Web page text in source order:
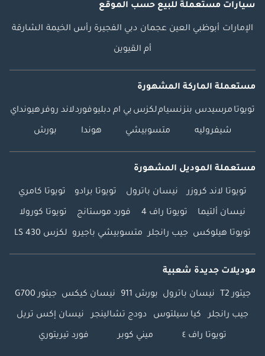
سيارات مستعملة للبيع حسب الموقع
الإمارات أبوظبي العين عجمان دبي الفجيرة رأس الخيمة الشارقة
أم القيوين
مستعملة الماركة المشهورة
تويوتا مرسيدس بنزنسياملكزس بي ام دبليوفوردلاند روفرهيونداي
شيفروليه متسوبيشي هوندا بورش
مستعملة الموديل المشهورة
تويوتا لاند كروزر نيسان باترول تويوتا برادو تويوتا كامري
نيسان ألتيما تويوتا راف 4 فورد موستانج تويوتا كورولا
تويوتا هيلوكس جيب رانجلر متسوبيشي باجيرو لكزس LS 430
موديلات جديدة شعبية
جيتور T2 نيسان باترول بورش 911 نيسان كيكس جيتور G700
جيب رانجلر كيا سيلتوس دودج تشالينجر نيسان إكس تريل
تويوتا راف ٤ ميني كوبر فورد تيريتوري